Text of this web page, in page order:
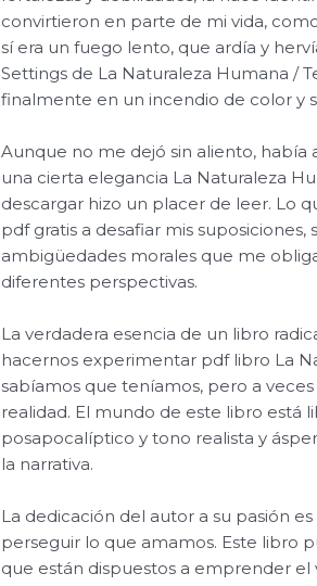
convirtieron en parte de mi vida,
sí era un fuego lento, que ardía y
Settings de La Naturaleza Humana /
finalmente en un incendio de color y
Aunque no me dejó sin aliento, había
una cierta elegancia La Naturaleza
descargar hizo un placer de leer. Lo
pdf gratis a desafiar mis
ambigüedades morales que me
diferentes perspectivas.
La verdadera esencia de un libro
hacernos experimentar pdf libro La
sabíamos que teníamos, pero a
realidad. El mundo de este libro está
posapocalíptico y tono realista y
la narrativa.
La dedicación del autor a su pasión
perseguir lo que amamos. Este libro
que están dispuestos a emprender